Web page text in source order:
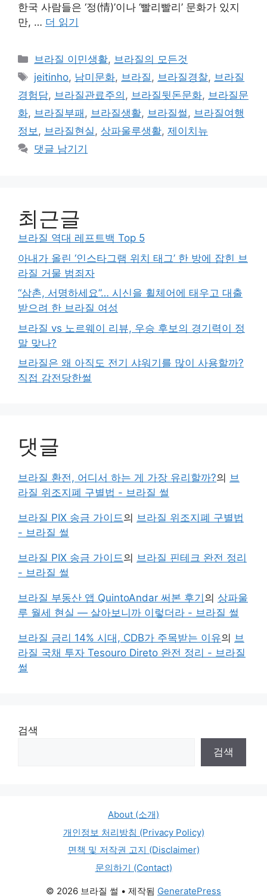
한국 사람들은 ‘정(情)’이나 ‘빨리빨리’ 문화가 있지
만, … 더 읽기
카
테
고
리
브라질 이민생활, 브라질의 모든것
태
그
jeitinho, 남미문화, 브라질, 브라질경찰, 브라질
경험담, 브라질관료주의 , 브라질뒷돈문화, 브라질문
화, 브라질부패 , 브라질생활, 브라질썰, 브라질여행
정보, 브라질현실, 상파울루생활, 제이치뉴
댓글 남기기
최근글
브라질 역대 레프트백 Top 5
아내가 올린 ‘인스타그램 위치 태그’ 한 방에 잡힌 브
라질 거물 범죄자
“삼촌, 서명하세요”… 시신을 휠체어에 태우고 대출
받으려 한 브라질 여성
브라질 vs 노르웨이 리뷰, 우승 후보의 경기력이 정
말 맞나?
브라질은 왜 아직도 전기 샤워기를 많이 사용할까?
직접 감전당한썰
댓글
브라질 환전, 어디서 하는 게 가장 유리할까?의 브
라질 위조지폐 구별법 - 브라질 썰
브라질 PIX 송금 가이드의 브라질 위조지폐 구별법
- 브라질 썰
브라질 PIX 송금 가이드의 브라질 핀테크 완전 정리
- 브라질 썰
브라질 부동산 앱 QuintoAndar 써본 후기 의 상파울
루 월세 현실 — 살아보니까 이렇더라 - 브라질 썰
브라질 금리 14% 시대, CDB가 주목받는 이유의 브
라질 국채 투자 Tesouro Direto 완전 정리 - 브라질
썰
검색
검색
About (소개)
개인정보 처리방침 (Privacy Policy)
면책 및 저작권 고지 (Disclaimer)
문의하기 (Contact)
© 2026 브라질 썰 • 제작됨 GeneratePress